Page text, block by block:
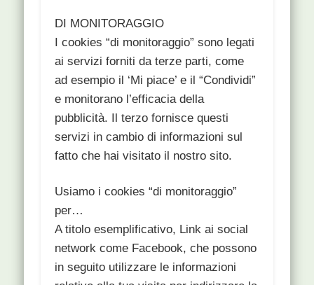
DI MONITORAGGIO
I cookies “di monitoraggio” sono legati
ai servizi forniti da terze parti, come
ad esempio il ‘Mi piace’ e il “Condividi”
e monitorano l’efficacia della
pubblicità. Il terzo fornisce questi
servizi in cambio di informazioni sul
fatto che hai visitato il nostro sito.
Usiamo i cookies “di monitoraggio”
per…
A titolo esemplificativo, Link ai social
network come Facebook, che possono
in seguito utilizzare le informazioni